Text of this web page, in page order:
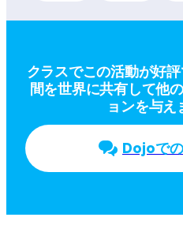
クラスでこの活動が好
間を世界に共有して他
ョンを与え
Dojoで